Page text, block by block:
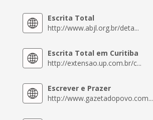
Escrita Total
http://www.abjl.org.br/deta...
Escrita Total em Curitiba
http://extensao.up.com.br/c...
Escrever e Prazer
http://www.gazetadopovo.com...